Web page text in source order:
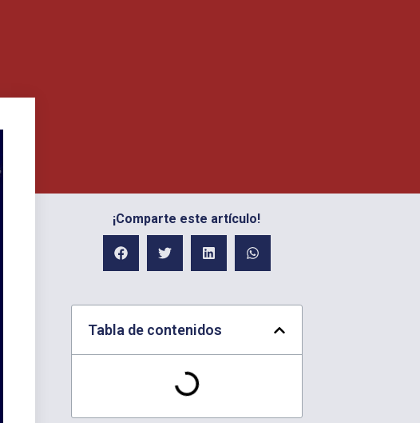
¡Comparte este artículo!
Tabla de contenidos